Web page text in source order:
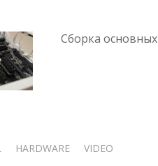
Сборка
HARDWARE VIDEO